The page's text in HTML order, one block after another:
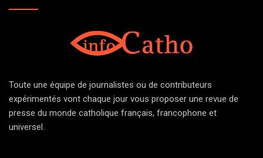
Toute une équipe de journalistes ou de contributeurs
expérimentés vont chaque jour vous proposer une revue de
presse du monde catholique français, francophone et
universel.